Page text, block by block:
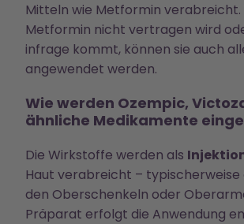
Mitteln wie Metformin verabreicht.
Metformin nicht vertragen wird
infrage kommt, können sie auch
angewendet werden.
Wie werden Ozempic,
ähnliche Medikamente
Die Wirkstoffe werden als
Haut verabreicht – typischerweise
den Oberschenkeln oder
Präparat erfolgt die Anwendung